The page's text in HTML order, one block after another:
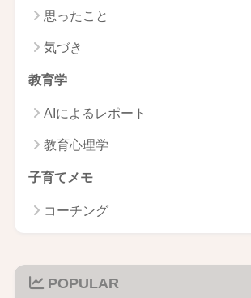
思ったこと
気づき
教育学
AIによるレポート
教育心理学
子育てメモ
コーチング
POPULAR